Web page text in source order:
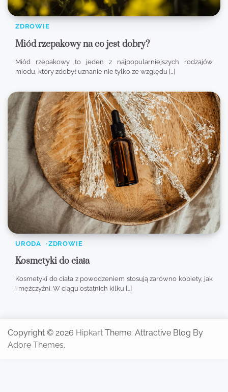
ZDROWIE
Miód rzepakowy na co jest dobry?
Miód rzepakowy to jeden z najpopularniejszych rodzajów
miodu, który zdobył uznanie nie tylko ze względu […]
URODA ZDROWIE
Kosmetyki do ciała
Kosmetyki do ciała z powodzeniem stosują zarówno kobiety, jak
i mężczyźni. W ciągu ostatnich kilku […]
Copyright © 2026 Hipkart Theme: Attractive Blog By
Adore Themes.